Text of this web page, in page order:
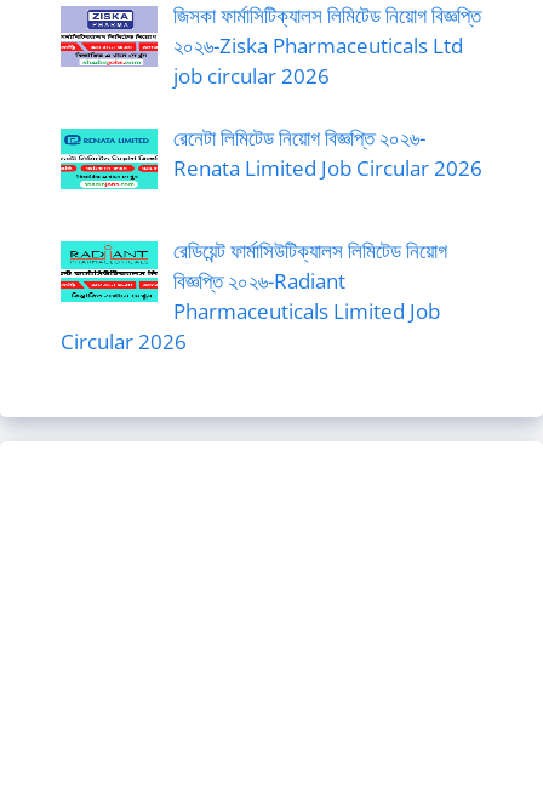
জিসকা ফার্মাসিটিক্যালস লিমিটেড নিয়োগ বিজ্ঞপ্তি
২০২৬-Ziska Pharmaceuticals Ltd
job circular 2026
রেনেটা লিমিটেড নিয়োগ বিজ্ঞপ্তি ২০২৬-
Renata Limited Job Circular 2026
রেডিয়েন্ট ফার্মাসিউটিক্যালস লিমিটেড নিয়োগ
বিজ্ঞপ্তি ২০২৬-Radiant
Pharmaceuticals Limited Job
Circular 2026